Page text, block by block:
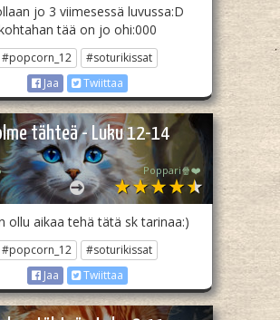
jo 3 viimesessä luvussa:D
tää on jo ohi:000
#popcorn_12
#soturikissat
Jaa
Twiittaa
tähteä - Luku 12-14
Poppari🍿❤️
ollu aikaa tehä tätä sk tarinaa:)
#popcorn_12
#soturikissat
Jaa
Twiittaa